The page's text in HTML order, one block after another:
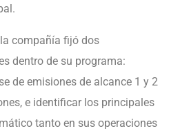
compañía fijó dos
dentro de su programa:
de emisiones de alcance 1 y 2
e identificar los principales
tanto en sus operaciones